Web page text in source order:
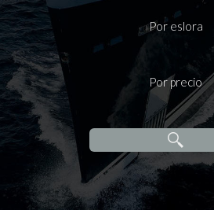
Por eslora
Por precio